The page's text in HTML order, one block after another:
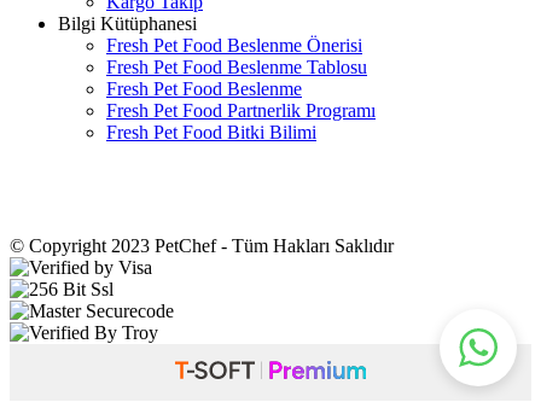
Bilgi Kütüphanesi
Fresh Pet Food Beslenme Önerisi
Fresh Pet Food Beslenme Tablosu
Fresh Pet Food Beslenme
Fresh Pet Food Partnerlik Programı
Fresh Pet Food Bitki Bilimi
© Copyright 2023 PetChef - Tüm Hakları Saklıdır